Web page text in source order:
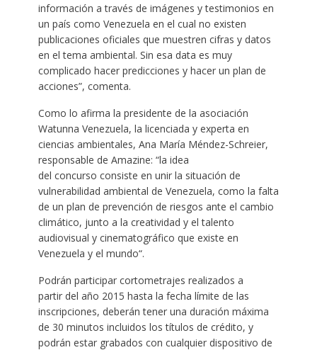
información a través de imágenes y testimonios en
un país como Venezuela en el cual no existen
publicaciones oficiales que muestren cifras y datos
en el tema ambiental. Sin esa data es muy
complicado hacer predicciones y hacer un plan de
acciones”, comenta.
Como lo afirma la presidente de la asociación
Watunna Venezuela, la licenciada y experta en
ciencias ambientales, Ana María Méndez-Schreier,
responsable de Amazine: “la idea
del concurso consiste en unir la situación de
vulnerabilidad ambiental de Venezuela, como la falta
de un plan de prevención de riesgos ante el cambio
climático, junto a la creatividad y el talento
audiovisual y cinematográfico que existe en
Venezuela y el mundo“.
Podrán participar cortometrajes realizados a
partir del año 2015 hasta la fecha límite de las
inscripciones, deberán tener una duración máxima
de 30 minutos incluidos los títulos de crédito, y
podrán estar grabados con cualquier dispositivo de